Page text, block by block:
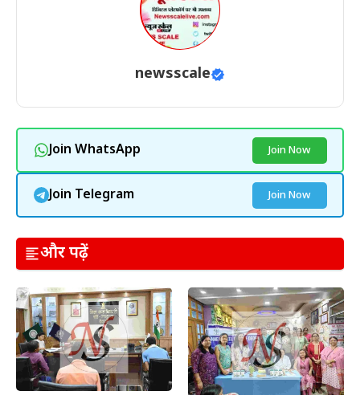
newsscale
Join WhatsApp Join Now
Join Telegram Join Now
और पढ़ें